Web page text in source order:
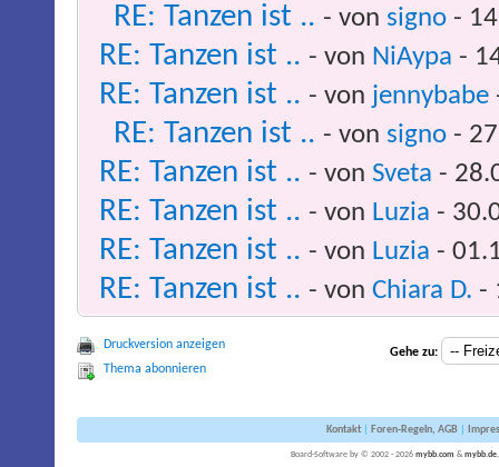
RE: Tanzen ist .. - von signo -
RE: Tanzen ist .. - von NiAypa -
RE: Tanzen ist .. - von jennybabe
RE: Tanzen ist .. - von signo -
RE: Tanzen ist .. - von Sveta -
RE: Tanzen ist .. - von Luzia -
RE: Tanzen ist .. - von Luzia -
RE: Tanzen ist .. - von Chiara D. -
Druckversion anzeigen
Thema abonnieren
Gehe zu:
Kontakt| Foren-Regeln, AGB|
Board-Software by © 2002 - 2026 mybb.com & mybb.de